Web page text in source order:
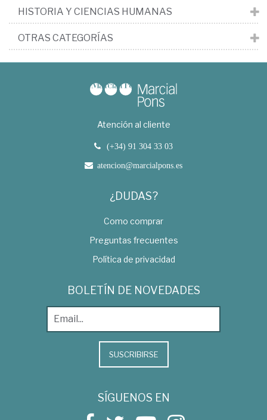
HISTORIA Y CIENCIAS HUMANAS
OTRAS CATEGORÍAS
Atención al cliente
(+34) 91 304 33 03
atencion@marcialpons.es
¿DUDAS?
Como comprar
Preguntas frecuentes
Política de privacidad
BOLETÍN DE NOVEDADES
SUSCRIBIRSE
SÍGUENOS EN